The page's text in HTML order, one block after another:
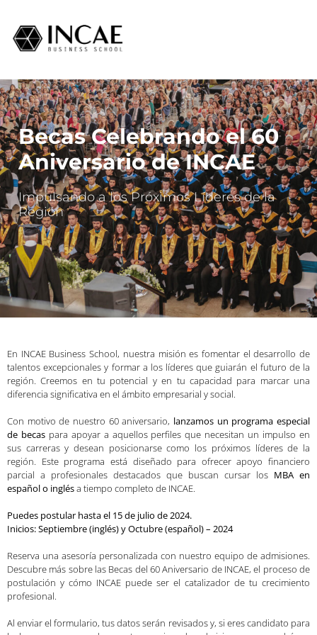
Becas Celebrando el 60
Aniversario de INCAE
Impulsando a los Próximos Líderes de la
Región
En INCAE Business School, nuestra misión es fomentar el desarrollo de
talentos excepcionales y formar a los líderes que guiarán el futuro de la
región. Creemos en tu potencial y en tu capacidad para marcar una
diferencia significativa en el ámbito empresarial y social.
Con motivo de nuestro 60 aniversario, lanzamos un programa especial
de becaspara apoyar a aquellos perfiles que necesitan un impulso en
sus carreras y desean posicionarse como los próximos líderes de la
región. Este programa está diseñado para ofrecer apoyo financiero
parcial a profesionales destacados que buscan cursar los MBA en
español o inglésa tiempo completo de INCAE.
Puedes postular hasta el 15 de julio de 2024.
Inicios: Septiembre (inglés) y Octubre (español) – 2024
Reserva una asesoría personalizada con nuestro equipo de admisiones.
Descubre más sobre las Becas del 60 Aniversario de INCAE, el proceso de
postulación y cómo INCAE puede ser el catalizador de tu crecimiento
profesional.
Al enviar el formulario, tus datos serán revisados y, si eres candidato para